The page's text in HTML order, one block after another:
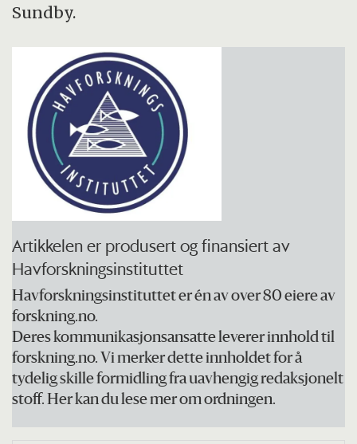
Sundby.
Artikkelen er produsert og finansiert av
Havforskningsinstituttet
Havforskningsinstituttet er én av over 80 eiere av
forskning.no.
Deres kommunikasjonsansatte leverer innhold til
forskning.no. Vi merker dette innholdet for å
tydelig skille formidling fra uavhengig redaksjonelt
stoff. Her kan du lese mer om ordningen.